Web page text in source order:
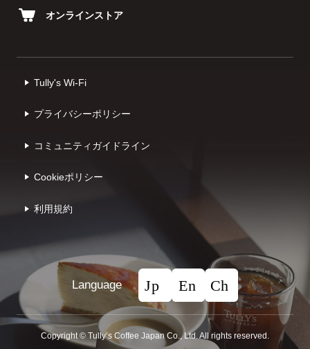
オンラインストア
Tully's Wi-Fi
プライバシーポリシー
コミュニティガイドライン
Cookieポリシー
利⽤規約
Language
Copyright © Tullyʼs Coffee Japan Co., Ltd. All rights reserved.